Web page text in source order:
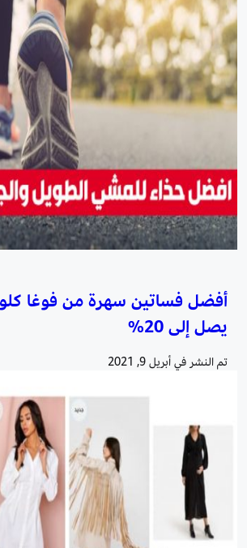
أفضل فساتين سهرة من فوغا
يصل إلى 20%
تم النشر فيأبريل 9, 2021